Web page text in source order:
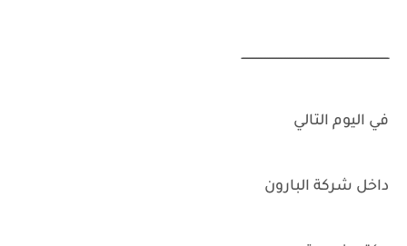
ـــــــــــــــــــــــــــــــــــــــــــــــــــــــــــــــــــــــــــــــــ
في اليوم التالي
داخل شركة البارون